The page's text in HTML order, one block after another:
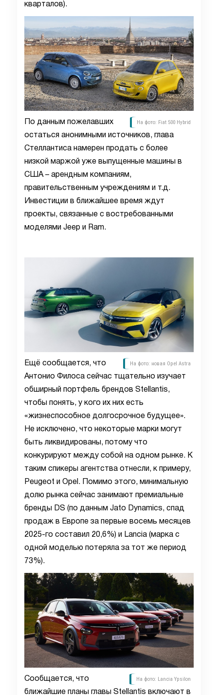
кварталов).
На фото: Fiat 500 Hybrid
По данным пожелавших
остаться анонимными источников, глава
Стеллантиса намерен продать с более
низкой маржой уже выпущенные машины в
США – арендным компаниям,
правительственным учреждениям и т.д.
Инвестиции в ближайшее время ждут
проекты, связанные с востребованными
моделями Jeep и Ram.
На фото: новая Opel Astra
Ещё сообщается, что
Антонио Филоса сейчас тщательно изучает
обширный портфель брендов Stellantis,
чтобы понять, у кого их них есть
«жизнеспособное долгосрочное будущее».
Не исключено, что некоторые марки могут
быть ликвидированы, потому что
конкурируют между собой на одном рынке. К
таким спикеры агентства отнесли, к примеру,
Peugeot и Opel. Помимо этого, минимальную
долю рынка сейчас занимают премиальные
бренды DS (по данным Jato Dynamics, спад
продаж в Европе за первые восемь месяцев
2025-го составил 20,6%) и Lancia (марка с
одной моделью потеряла за тот же период
73%).
На фото: Lancia Ypsilon
Сообщается, что
ближайшие планы главы Stellantis включают в